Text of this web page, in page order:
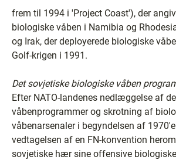
frem til 1994 i 'Project Coast'), der
biologiske våben i Namibia og
og Irak, der deployerede biologiske
Golf-krigen i 1991.
Det sovjetiske biologiske våben
Efter NATO-landenes nedlæggelse af
våbenprogrammer og skrotning af
våbenarsenaler i begyndelsen af
vedtagelsen af en FN-konvention
sovjetiske hær sine offensive